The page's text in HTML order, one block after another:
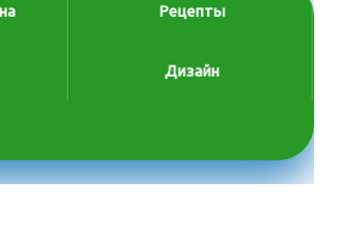
Рецепты
Дизайн